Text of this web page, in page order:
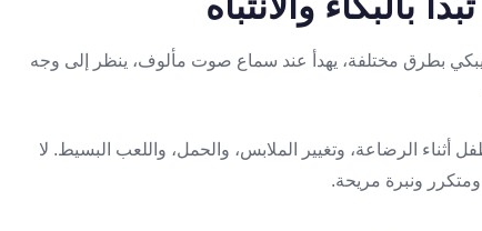
يبكي بطرق مختلفة، يهدأ عند سماع صوت مألوف، ينظر إلى وجه
أثناء الرضاعة، وتغيير الملابس، والحمل، واللعب البسيط. لا
ونبرة مريحة.